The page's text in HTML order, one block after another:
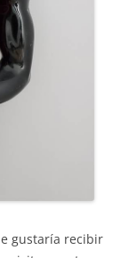
gustaría recibir